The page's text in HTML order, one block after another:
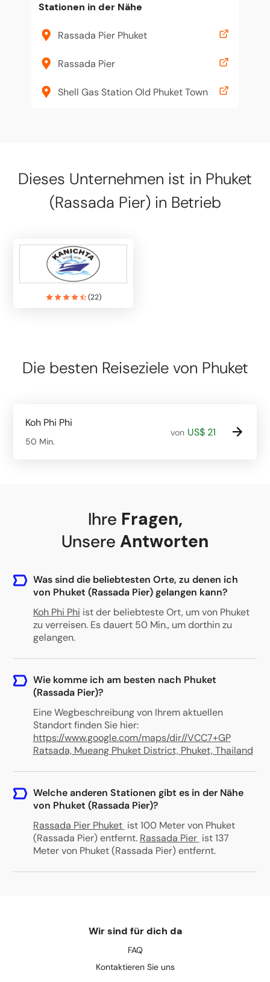
Stationen in der Nähe
Rassada Pier Phuket
Rassada Pier
Shell Gas Station Old Phuket Town
Dieses Unternehmen ist in Phuket
(Rassada Pier) in Betrieb
(22)
Die besten Reiseziele von Phuket
Koh Phi Phi
50 Min.
von US$ 21
Ihre Fragen,
Unsere Antworten
Was sind die beliebtesten Orte, zu denen ich
von Phuket (Rassada Pier) gelangen kann?
Koh Phi Phi ist der beliebteste Ort, um von Phuket
zu verreisen. Es dauert 50 Min., um dorthin zu
gelangen.
Wie komme ich am besten nach Phuket
(Rassada Pier)?
Eine Wegbeschreibung von Ihrem aktuellen
Standort finden Sie hier:
https://www.google.com/maps/dir//VCC7+GP
Ratsada, Mueang Phuket District, Phuket, Thailand
Welche anderen Stationen gibt es in der Nähe
von Phuket (Rassada Pier)?
Rassada Pier Phuket ist 100 Meter von Phuket
(Rassada Pier) entfernt. Rassada Pier ist 137
Meter von Phuket (Rassada Pier) entfernt.
Wir sind für dich da
FAQ
Kontaktieren Sie uns